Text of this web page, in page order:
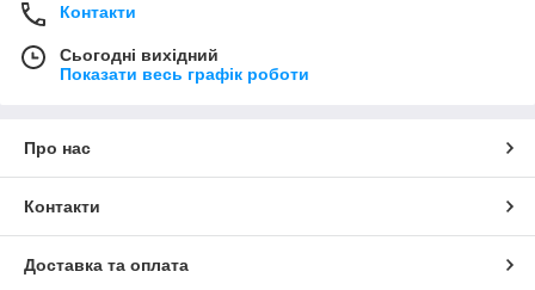
Контакти
Сьогодні вихідний
Показати весь графік роботи
Про нас
Контакти
Доставка та оплата